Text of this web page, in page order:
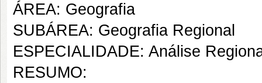
ÁREA: Geografia
SUBÁREA: Geografia Regional
ESPECIALIDADE: Análise
RESUMO: